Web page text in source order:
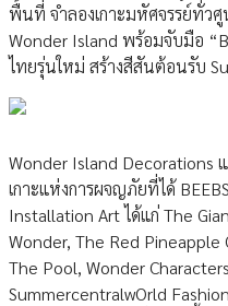
พื้นที่ จำลองเกาะมหัศจรรย์ทั่ว
Wonder Island พร้อมจับมือ
ไทยรุ่นใหม่ สร้างสีสันต้อนรับ
Wonder Island Decorations
เกาะแห่งการผจญภัยที่ได้
Installation Art ได้แก่ The
Wonder, The Red Pineapple
The Pool, Wonder
SummercentralwOrld